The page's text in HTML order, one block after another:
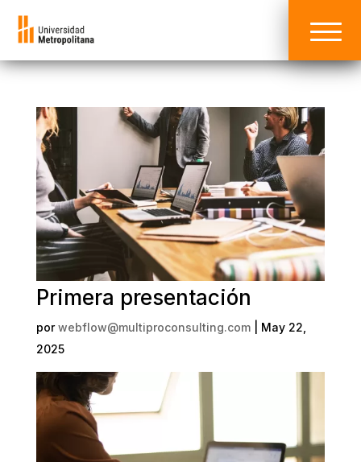
Primera presentación
porwebflow@multiproconsulting.com| May 22,
2025